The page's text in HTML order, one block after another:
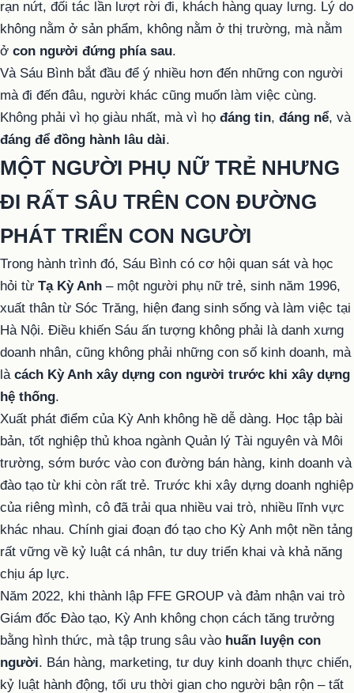
rạn nứt, đối tác lần lượt rời đi, khách hàng quay lưng. Lý do
không nằm ở sản phẩm, không nằm ở thị trường, mà nằm
ở con người đứng phía sau.
Và Sáu Bình bắt đầu để ý nhiều hơn đến những con người
mà đi đến đâu, người khác cũng muốn làm việc cùng.
Không phải vì họ giàu nhất, mà vì họ đáng tin, đáng nể, và
đáng để đồng hành lâu dài.
MỘT NGƯỜI PHỤ NỮ TRẺ NHƯNG
ĐI RẤT SÂU TRÊN CON ĐƯỜNG
PHÁT TRIỂN CON NGƯỜI
Trong hành trình đó, Sáu Bình có cơ hội quan sát và học
hỏi từ Tạ Kỳ Anh – một người phụ nữ trẻ, sinh năm 1996,
xuất thân từ Sóc Trăng, hiện đang sinh sống và làm việc tại
Hà Nội. Điều khiến Sáu ấn tượng không phải là danh xưng
doanh nhân, cũng không phải những con số kinh doanh, mà
là cách Kỳ Anh xây dựng con người trước khi xây dựng
hệ thống.
Xuất phát điểm của Kỳ Anh không hề dễ dàng. Học tập bài
bản, tốt nghiệp thủ khoa ngành Quản lý Tài nguyên và Môi
trường, sớm bước vào con đường bán hàng, kinh doanh và
đào tạo từ khi còn rất trẻ. Trước khi xây dựng doanh nghiệp
của riêng mình, cô đã trải qua nhiều vai trò, nhiều lĩnh vực
khác nhau. Chính giai đoạn đó tạo cho Kỳ Anh một nền tảng
rất vững về kỷ luật cá nhân, tư duy triển khai và khả năng
chịu áp lực.
Năm 2022, khi thành lập FFE GROUP và đảm nhận vai trò
Giám đốc Đào tạo, Kỳ Anh không chọn cách tăng trưởng
bằng hình thức, mà tập trung sâu vào huấn luyện con
người. Bán hàng, marketing, tư duy kinh doanh thực chiến,
kỷ luật hành động, tối ưu thời gian cho người bận rộn – tất